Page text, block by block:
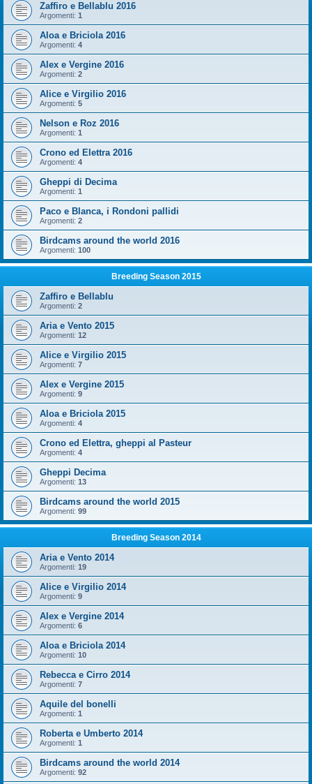
Zaffiro e Bellablu 2016
Argomenti: 1
Aloa e Briciola 2016
Argomenti: 4
Alex e Vergine 2016
Argomenti: 2
Alice e Virgilio 2016
Argomenti: 5
Nelson e Roz 2016
Argomenti: 1
Crono ed Elettra 2016
Argomenti: 4
Gheppi di Decima
Argomenti: 1
Paco e Blanca, i Rondoni pallidi
Argomenti: 2
Birdcams around the world 2016
Argomenti: 100
Breeding Season 2015
Zaffiro e Bellablu
Argomenti: 2
Aria e Vento 2015
Argomenti: 12
Alice e Virgilio 2015
Argomenti: 7
Alex e Vergine 2015
Argomenti: 9
Aloa e Briciola 2015
Argomenti: 4
Crono ed Elettra, gheppi al Pasteur
Argomenti: 4
Gheppi Decima
Argomenti: 13
Birdcams around the world 2015
Argomenti: 99
Breeding Season 2014
Aria e Vento 2014
Argomenti: 19
Alice e Virgilio 2014
Argomenti: 9
Alex e Vergine 2014
Argomenti: 6
Aloa e Briciola 2014
Argomenti: 10
Rebecca e Cirro 2014
Argomenti: 7
Aquile del bonelli
Argomenti: 1
Roberta e Umberto 2014
Argomenti: 1
Birdcams around the world 2014
Argomenti: 92